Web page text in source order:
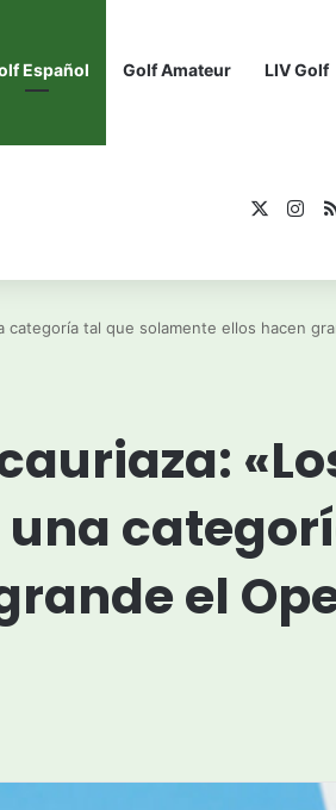
Español Golf Amateur LIV Golf
tal que solamente ellos hacen
el